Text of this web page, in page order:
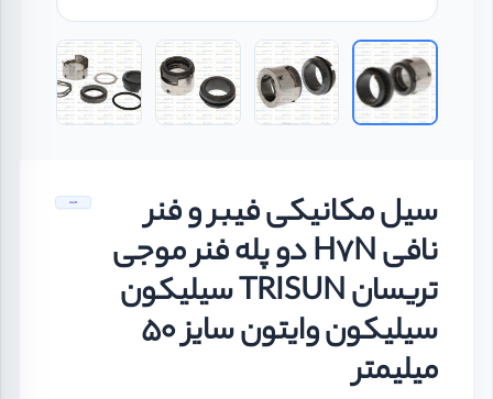
سیل مکانیکی فیبر و فنر
نافی H7N دو پله فنر موجی
تریسان TRISUN سیلیکون
سیلیکون وایتون سایز 50
میلیمتر